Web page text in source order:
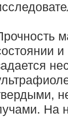
На